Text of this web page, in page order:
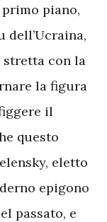
piano,
stretta con la
la figura
il
questo
eletto
epigono
passato, e